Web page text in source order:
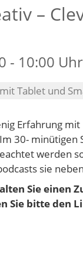
–
- 10:00 Uhr
Tablet und
Erfahrung
30- minütigen
werden
sie
Sie einen
Sie bitte den